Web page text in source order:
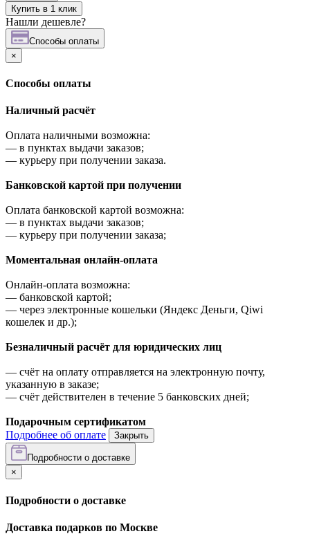
Купить в 1 клик
Нашли дешевле?
Cпособы оплаты
×
Cпособы оплаты
Наличный расчёт
Оплата наличными возможна:
— в пунктах выдачи заказов;
— курьеру при получении заказа.
Банковской картой при получении
Оплата банковской картой возможна:
— в пунктах выдачи заказов;
— курьеру при получении заказа;
Моментальная онлайн-оплата
Онлайн-оплата возможна:
— банковской картой;
— через электронные кошельки (Яндекс Деньги, Qiwi
кошелек и др.);
Безналичный расчёт для юридических лиц
— счёт на оплату отправляется на электронную почту,
указанную в заказе;
— счёт действителен в течение 5 банковских дней;
Подарочным сертификатом
Подробнее об оплате
Закрыть
Подробности о доставке
×
Подробности о доставке
Доставка подарков по Москве